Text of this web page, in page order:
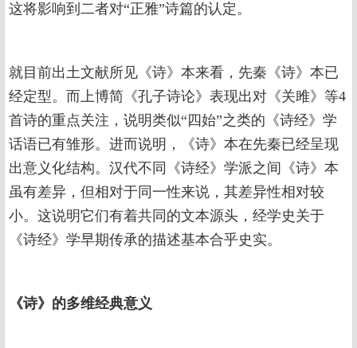
这将影响到二者对“正雅”诗篇的认定。
就目前出土文献所见《诗》本来看，先秦《诗》本已
经定型。而上博简《孔子诗论》表现出对《关雎》等4
首诗的重点关注，说明类似“四始”之类的《诗经》学
话语已有雏形。进而说明，《诗》本在先秦已经呈现
出意义化结构。汉代不同《诗经》学派之间《诗》本
虽有差异，但相对于同一性来说，其差异性相对较
小。这说明它们有着共同的文本源头，经学史关于
《诗经》学早期传承的描述基本合乎史实。
《诗》的多维经典意义